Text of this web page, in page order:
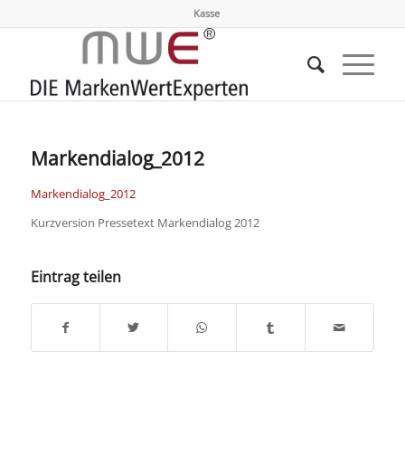
Kasse
Markendialog_2012
Markendialog_2012
Kurzversion Pressetext Markendialog 2012
Eintrag teilen